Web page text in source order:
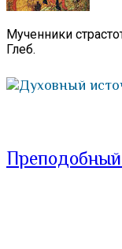
Мученники
Глеб.
Духовный